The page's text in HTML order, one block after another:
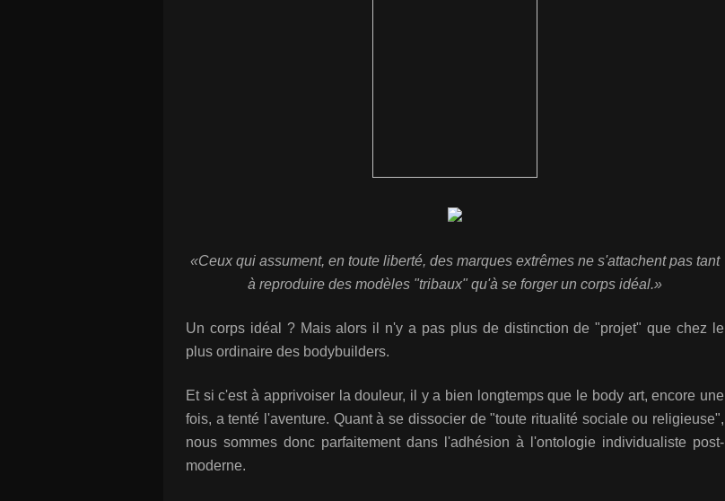
«Ceux qui assument, en toute liberté, des marques extrêmes ne s'attachent pas tant
à reproduire des modèles "tribaux" qu'à se forger un corps idéal.»
Un corps idéal ? Mais alors il n'y a pas plus de distinction de "projet" que chez le
plus ordinaire des bodybuilders.
Et si c'est à apprivoiser la douleur, il y a bien longtemps que le body art, encore une
fois, a tenté l'aventure. Quant à se dissocier de "toute ritualité sociale ou religieuse",
nous sommes donc parfaitement dans l'adhésion à l'ontologie individualiste post-
moderne.